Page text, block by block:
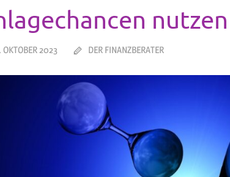
nutzen
OKTOBER 2023 DER FINANZBERATER